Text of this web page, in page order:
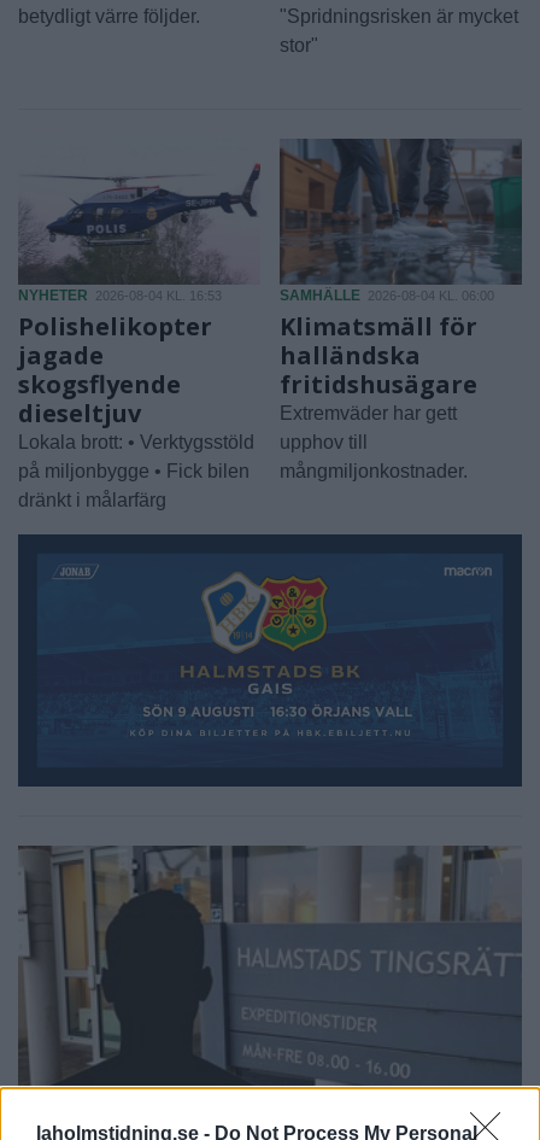
laholmstidning.se - Do Not Process My Personal
betydligt värre följder.
"Spridningsrisken är mycket
stor"
NYHETER 2026-08-04 KL. 16:53
Polishelikopter
jagade
skogsflyende
dieseltjuv
Lokala brott: • Verktygsstöld
på miljonbygge • Fick bilen
dränkt i målarfärg
SAMHÄLLE 2026-08-04 KL. 06:00
Klimatsmäll för
halländska
fritidshusägare
Extremväder har gett
upphov till
mångmiljonkostnader.